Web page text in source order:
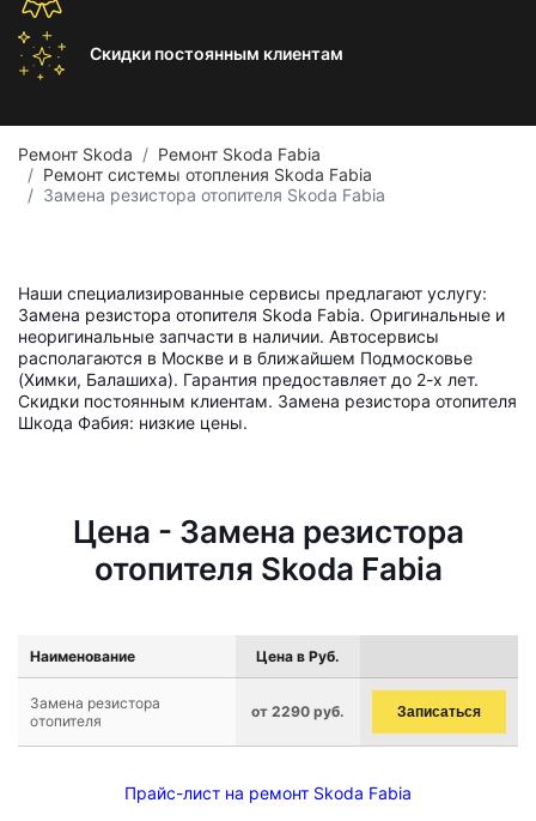
Скидки постоянным клиентам
Ремонт Skoda
Ремонт Skoda Fabia
Ремонт системы отопления Skoda Fabia
Замена резистора отопителя Skoda Fabia
Наши специализированные сервисы предлагают услугу:
Замена резистора отопителя Skoda Fabia. Оригинальные и
неоригинальные запчасти в наличии. Автосервисы
располагаются в Москве и в ближайшем Подмосковье
(Химки, Балашиха). Гарантия предоставляет до 2-х лет.
Скидки постоянным клиентам. Замена резистора отопителя
Шкода Фабия: низкие цены.
Цена - Замена резистора
отопителя Skoda Fabia
Наименование Цена в Руб.
Замена резистора
отопителя
от 2290 руб. Записаться
Прайс-лист на ремонт Skoda Fabia